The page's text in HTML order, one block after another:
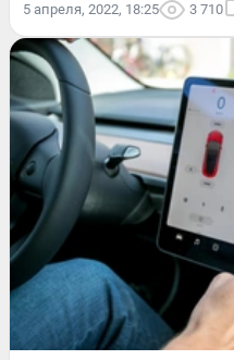
5 апреля, 2022, 18:25 3 710